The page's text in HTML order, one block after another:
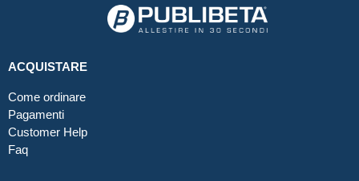
ACQUISTARE
Come ordinare
Pagamenti
Customer Help
Faq